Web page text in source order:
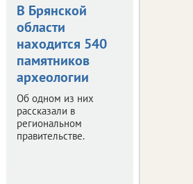
В Брянской
области
находится 540
памятников
археологии
Об одном из них
рассказали в
региональном
правительстве.